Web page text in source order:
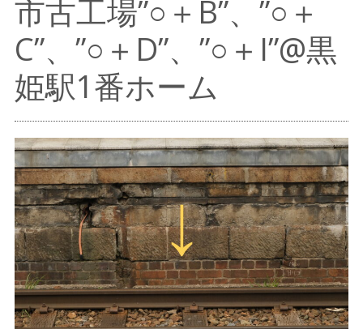
市古工場”○＋B”、”○＋
C”、”○＋D”、”○＋I”@黒
姫駅1番ホーム